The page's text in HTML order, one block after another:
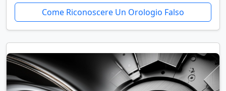
Come Riconoscere Un Orologio Falso